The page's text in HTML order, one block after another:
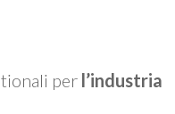
per l’industria